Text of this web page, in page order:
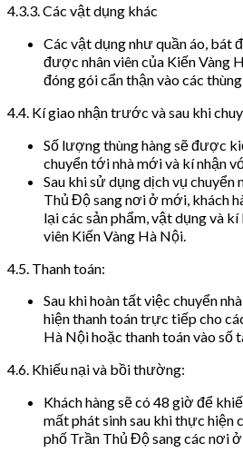
4.3.3. Các vật dụng khác
Các vật dụng như quần áo, bát
được nhân viên của Kiến Vàng
đóng gói cẩn thận vào các
4.4. Kí giao nhận trước và sau khi
Số lượng thùng hàng sẽ được
chuyển tới nhà mới và kí nhận
Sau khi sử dụng dịch vụ
Thủ Độ sang nơi ở mới, khách
lại các sản phẩm, vật dụng và kí
viên Kiến Vàng Hà Nội.
4.5. Thanh toán:
Sau khi hoàn tất việc chuyển
hiện thanh toán trực tiếp cho
Hà Nội hoặc thanh toán vào số
4.6. Khiếu nại và bồi thường:
Khách hàng sẽ có 48 giờ để
mất phát sinh sau khi thực hiện
phố Trần Thủ Độ sang các nơi